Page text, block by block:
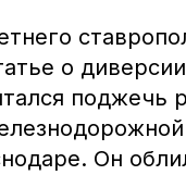
о
поджечь
Он